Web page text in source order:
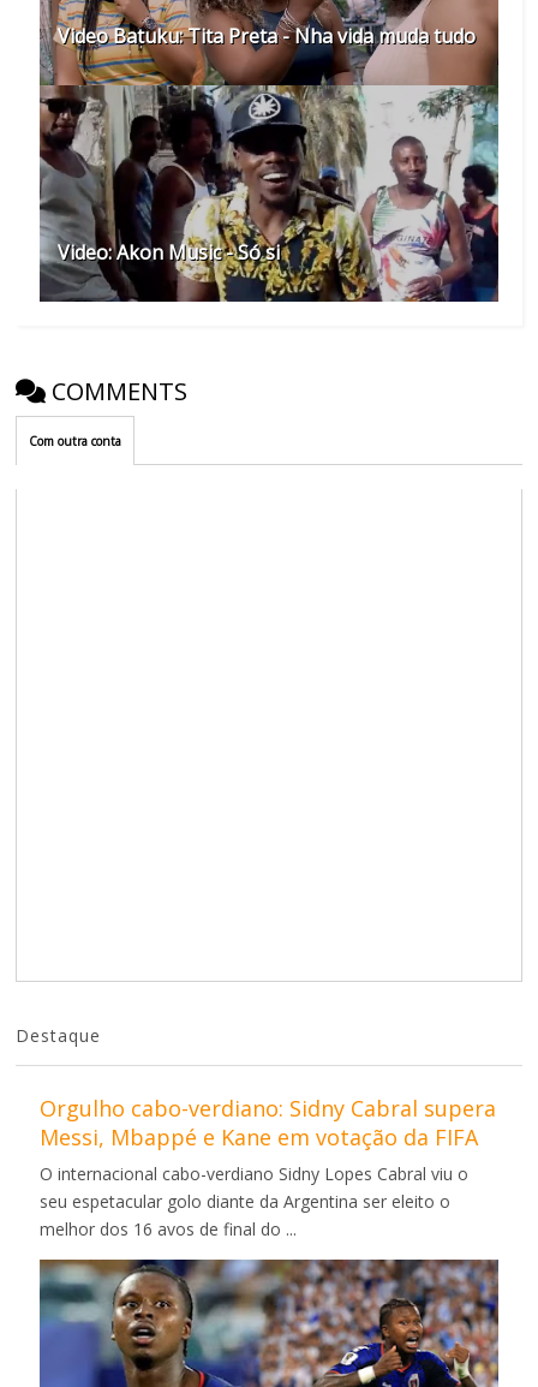
Video Batuku: Tita Preta - Nha vida muda tudo
Video: Akon Music - Só si
COMMENTS
Com outra conta
Destaque
Orgulho cabo-verdiano: Sidny Cabral supera
Messi, Mbappé e Kane em votação da FIFA
O internacional cabo-verdiano Sidny Lopes Cabral viu o
seu espetacular golo diante da Argentina ser eleito o
melhor dos 16 avos de final do ...